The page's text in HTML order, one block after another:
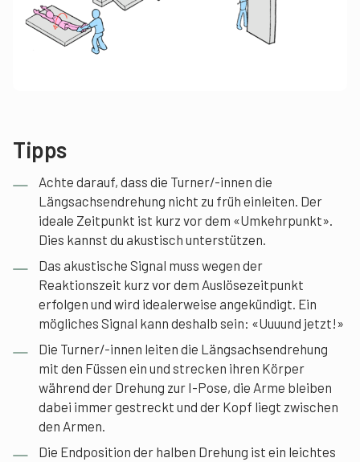
Tipps
Achte darauf, dass die Turner/-innen die
Längsachsendrehung nicht zu früh einleiten. Der
ideale Zeitpunkt ist kurz vor dem «Umkehrpunkt».
Dies kannst du akustisch unterstützen.
Das akustische Signal muss wegen der
Reaktionszeit kurz vor dem Auslösezeitpunkt
erfolgen und wird idealerweise angekündigt. Ein
mögliches Signal kann deshalb sein: «Uuuund jetzt!»
Die Turner/-innen leiten die Längsachsendrehung
mit den Füssen ein und strecken ihren Körper
während der Drehung zur I-Pose, die Arme bleiben
dabei immer gestreckt und der Kopf liegt zwischen
den Armen.
Die Endposition der halben Drehung ist ein leichtes